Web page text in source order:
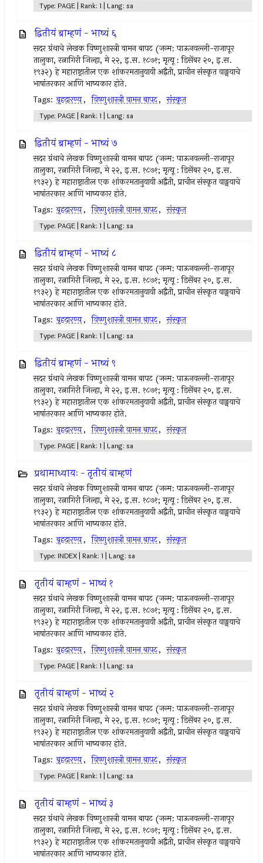
Type: PAGE | Rank: 1 | Lang: sa
द्वितीयं ब्राम्हणं - भाष्यं ६
सदर ग्रंथाचे लेखक विष्णुशास्त्री वामन बापट (जन्म: पाऊनवल्ली-राजापूर
तालुका, रत्नागिरी जिल्हा, मे २२, इ.स. १८७१; मृत्यू : डिसेंबर २०, इ.स.
१९३२) हे महाराष्ट्रातील एक शांकरमतानुयायी अद्वैती, प्राचीन संस्कृत वाङ्मयाचे
भाषांतरकार आणि भाष्यकार होते.
Tags: बृहदारण्य, विष्णुशास्त्री वामन बापट, संस्कृत
Type: PAGE | Rank: 1 | Lang: sa
द्वितीयं ब्राम्हणं - भाष्यं ७
सदर ग्रंथाचे लेखक विष्णुशास्त्री वामन बापट (जन्म: पाऊनवल्ली-राजापूर
तालुका, रत्नागिरी जिल्हा, मे २२, इ.स. १८७१; मृत्यू : डिसेंबर २०, इ.स.
१९३२) हे महाराष्ट्रातील एक शांकरमतानुयायी अद्वैती, प्राचीन संस्कृत वाङ्मयाचे
भाषांतरकार आणि भाष्यकार होते.
Tags: बृहदारण्य, विष्णुशास्त्री वामन बापट, संस्कृत
Type: PAGE | Rank: 1 | Lang: sa
द्वितीयं ब्राम्हणं - भाष्यं ८
सदर ग्रंथाचे लेखक विष्णुशास्त्री वामन बापट (जन्म: पाऊनवल्ली-राजापूर
तालुका, रत्नागिरी जिल्हा, मे २२, इ.स. १८७१; मृत्यू : डिसेंबर २०, इ.स.
१९३२) हे महाराष्ट्रातील एक शांकरमतानुयायी अद्वैती, प्राचीन संस्कृत वाङ्मयाचे
भाषांतरकार आणि भाष्यकार होते.
Tags: बृहदारण्य, विष्णुशास्त्री वामन बापट, संस्कृत
Type: PAGE | Rank: 1 | Lang: sa
द्वितीयं ब्राम्हणं - भाष्यं ९
सदर ग्रंथाचे लेखक विष्णुशास्त्री वामन बापट (जन्म: पाऊनवल्ली-राजापूर
तालुका, रत्नागिरी जिल्हा, मे २२, इ.स. १८७१; मृत्यू : डिसेंबर २०, इ.स.
१९३२) हे महाराष्ट्रातील एक शांकरमतानुयायी अद्वैती, प्राचीन संस्कृत वाङ्मयाचे
भाषांतरकार आणि भाष्यकार होते.
Tags: बृहदारण्य, विष्णुशास्त्री वामन बापट, संस्कृत
Type: PAGE | Rank: 1 | Lang: sa
प्रथामाध्यायः - तृतीयं बाम्हणं
सदर ग्रंथाचे लेखक विष्णुशास्त्री वामन बापट (जन्म: पाऊनवल्ली-राजापूर
तालुका, रत्नागिरी जिल्हा, मे २२, इ.स. १८७१; मृत्यू : डिसेंबर २०, इ.स.
१९३२) हे महाराष्ट्रातील एक शांकरमतानुयायी अद्वैती, प्राचीन संस्कृत वाङ्मयाचे
भाषांतरकार आणि भाष्यकार होते.
Tags: बृहदारण्य, विष्णुशास्त्री वामन बापट, संस्कृत
Type: INDEX | Rank: 1 | Lang: sa
तृतीयं बाम्हणं - भाष्यं १
सदर ग्रंथाचे लेखक विष्णुशास्त्री वामन बापट (जन्म: पाऊनवल्ली-राजापूर
तालुका, रत्नागिरी जिल्हा, मे २२, इ.स. १८७१; मृत्यू : डिसेंबर २०, इ.स.
१९३२) हे महाराष्ट्रातील एक शांकरमतानुयायी अद्वैती, प्राचीन संस्कृत वाङ्मयाचे
भाषांतरकार आणि भाष्यकार होते.
Tags: बृहदारण्य, विष्णुशास्त्री वामन बापट, संस्कृत
Type: PAGE | Rank: 1 | Lang: sa
तृतीयं बाम्हणं - भाष्यं २
सदर ग्रंथाचे लेखक विष्णुशास्त्री वामन बापट (जन्म: पाऊनवल्ली-राजापूर
तालुका, रत्नागिरी जिल्हा, मे २२, इ.स. १८७१; मृत्यू : डिसेंबर २०, इ.स.
१९३२) हे महाराष्ट्रातील एक शांकरमतानुयायी अद्वैती, प्राचीन संस्कृत वाङ्मयाचे
भाषांतरकार आणि भाष्यकार होते.
Tags: बृहदारण्य, विष्णुशास्त्री वामन बापट, संस्कृत
Type: PAGE | Rank: 1 | Lang: sa
तृतीयं बाम्हणं - भाष्यं ३
सदर ग्रंथाचे लेखक विष्णुशास्त्री वामन बापट (जन्म: पाऊनवल्ली-राजापूर
तालुका, रत्नागिरी जिल्हा, मे २२, इ.स. १८७१; मृत्यू : डिसेंबर २०, इ.स.
१९३२) हे महाराष्ट्रातील एक शांकरमतानुयायी अद्वैती, प्राचीन संस्कृत वाङ्मयाचे
भाषांतरकार आणि भाष्यकार होते.